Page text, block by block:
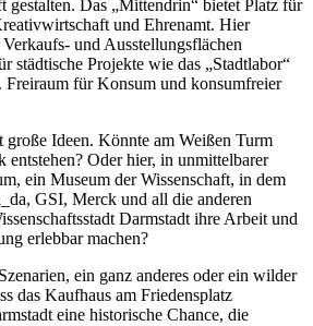
gestalten. Das „Mittendrin“ bietet Platz für
und Ehrenamt. Hier
und Ausstellungsflächen
städtische Projekte wie das „Stadtlabor“
Freiraum für Konsum und konsumfreier
große Ideen. Könnte am Weißen Turm
entstehen? Oder hier, in unmittelbarer
ein Museum der Wissenschaft, in dem
GSI, Merck und all die anderen
Darmstadt ihre Arbeit und
erlebbar machen?
ein ganz anderes oder ein wilder
das Kaufhaus am Friedensplatz
eine historische Chance, die